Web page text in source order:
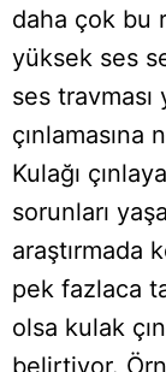
daha çok bu
yüksek ses
ses travması
çınlamasına
Kulağı
sorunları
araştırmada
pek fazlaca
olsa kulak
belirtiyor.